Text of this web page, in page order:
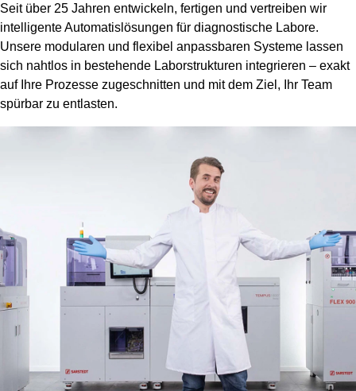
Seit über 25 Jahren entwickeln, fertigen und vertreiben wir
intelligente Automatislösungen für diagnostische Labore.
Unsere modularen und flexibel anpassbaren Systeme lassen
sich nahtlos in bestehende Laborstrukturen integrieren – exakt
auf Ihre Prozesse zugeschnitten und mit dem Ziel, Ihr Team
spürbar zu entlasten.